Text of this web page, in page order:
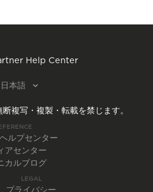
Help Center
日本語
断複写・複製・転載を禁じます。
ルプセンター
アセンター
カルブログ
LEGAL
プライバシー